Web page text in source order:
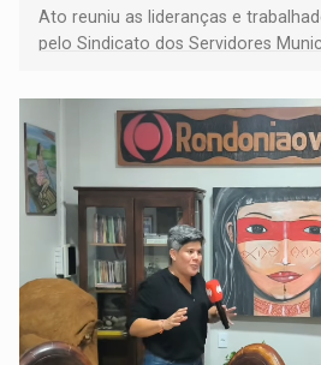
Ato reuniu as lideranças e
pelo Sindicato dos Servidores